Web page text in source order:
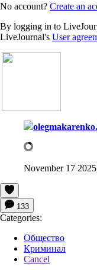
No account? Create an
By logging in to
LiveJournal's User
November 17
133
Categories:
Общество
Криминал
Cancel